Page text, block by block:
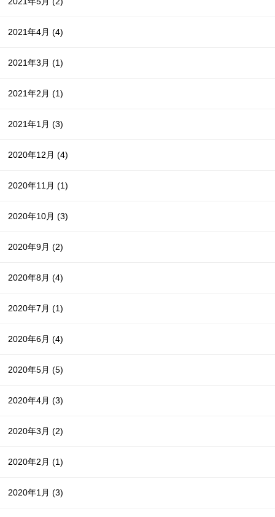
2021年4月(4)
2021年3月(1)
2021年2月(1)
2021年1月(3)
2020年12月(4)
2020年11月(1)
2020年10月(3)
2020年9月(2)
2020年8月(4)
2020年7月(1)
2020年6月(4)
2020年5月(5)
2020年4月(3)
2020年3月(2)
2020年2月(1)
2020年1月(3)